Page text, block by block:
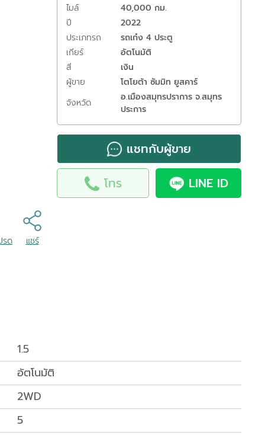
รด แชร์
ไมล์
40,000 กม.
ปี
2022
ประเภทรถ
รถเก๋ง 4 ประตู
เกียร์
อัตโนมัติ
สี
เงิน
ผู้ขาย
โตโยต้า ซัมมิท ยูสคาร์
จังหวัด
อ.เมืองสมุทรปราการ จ.สมุทร
ประการ
แชทกับผู้ขาย
โทร
LINE ID
1.5
อัตโนมัติ
2WD
5